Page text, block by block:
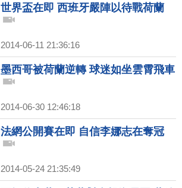
世界盃在即 西班牙嚴陣以待戰荷蘭
2014-06-11 21:36:16
墨西哥被荷蘭逆轉 球迷如坐雲霄飛車
2014-06-30 12:46:18
法網公開賽在即 自信李娜志在奪冠
2014-05-24 21:35:49